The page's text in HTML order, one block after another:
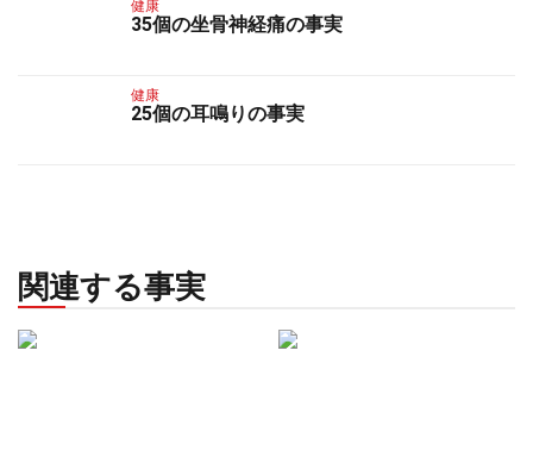
健康
35個の坐骨神経痛の事実
健康
25個の耳鳴りの事実
関連する事実